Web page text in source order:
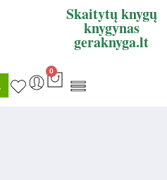
Skaitytų knygų
knygynas
geraknyga.lt
0